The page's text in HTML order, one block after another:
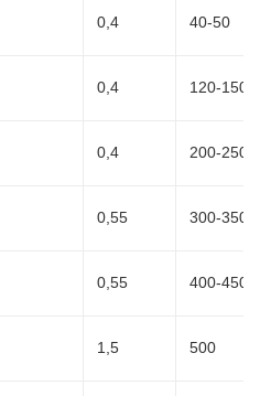
0,4 40-50
0,4 120-150
0,4 200-250
0,55 300-350
0,55 400-450
1,5 500